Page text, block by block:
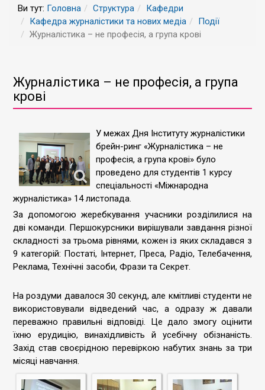
Ви тут: Головна Структура
Кафедри
Кафедра журналістики та нових медіа
Події
Журналістика – не професія, а група крові
Журналістика – не професія, а група
крові
У межах Дня Інституту журналістики
брейн-ринг «Журналістика – не
професія, а група крові» було
проведено для студентів 1 курсу
спеціальності «Міжнародна
журналістика» 14 листопада.
За допомогою жеребкування учасники розділилися на
дві команди. Першокурсники вирішували завдання різної
складності за трьома рівнями, кожен із яких складався з
9 категорій: Постаті, Інтернет, Преса, Радіо, Телебачення,
Реклама, Технічні засоби, Фрази та Секрет.
На роздуми давалося 30 секунд, але кмітливі студенти не
використовували відведений час, а одразу ж давали
переважно правильні відповіді. Це дало змогу оцінити
їхню ерудицію, винахідливість й усебічну обізнаність.
Захід став своєрідною перевіркою набутих знань за три
місяці навчання.